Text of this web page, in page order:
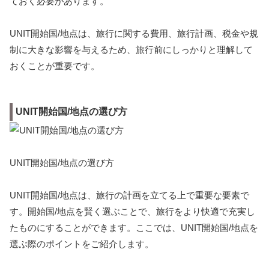
UNIT開始国/地点は、旅行に関する費用、旅行計画、税金や規
制に大きな影響を与えるため、旅行前にしっかりと理解して
おくことが重要です。
UNIT開始国/地点の選び方
UNIT開始国/地点の選び方
UNIT開始国/地点は、旅行の計画を立てる上で重要な要素で
す。開始国/地点を賢く選ぶことで、旅行をより快適で充実し
たものにすることができます。ここでは、UNIT開始国/地点を
選ぶ際のポイントをご紹介します。